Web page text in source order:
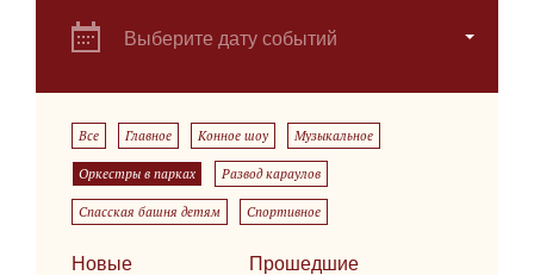
Выберите дату событий
Все Главное Конное шоу Музыкальное
Оркестры в парках Развод караулов
Спасская башня детям Спортивное
Новые
Прошедшие